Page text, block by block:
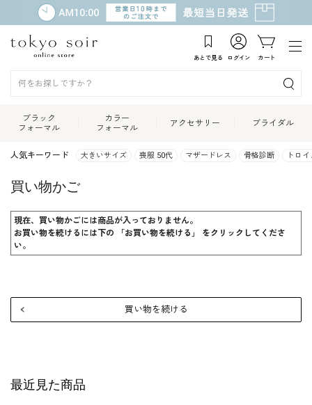
あとで見る ログイン カート
ブラック
フォーマル
カラー
フォーマル
アクセサリー ブライダル
人気キーワード 大きいサイズ 喪服 50代 マザードレス 骨格診断 トロ
買い物かご
現在、買い物かごには商品が入っておりません。
お買い物を続けるには下の 「お買い物を続ける」 をクリックしてくださ
い。
買い物を続ける
最近見た商品